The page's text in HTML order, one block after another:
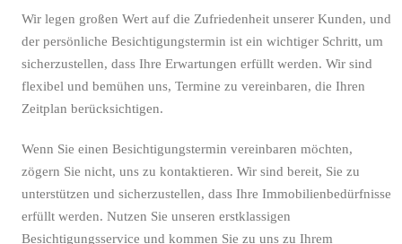
Wir legen großen Wert auf die Zufriedenheit unserer Kunden, und
der persönliche Besichtigungstermin ist ein wichtiger Schritt, um
sicherzustellen, dass Ihre Erwartungen erfüllt werden. Wir sind
flexibel und bemühen uns, Termine zu vereinbaren, die Ihren
Zeitplan berücksichtigen.
Wenn Sie einen Besichtigungstermin vereinbaren möchten,
zögern Sie nicht, uns zu kontaktieren. Wir sind bereit, Sie zu
unterstützen und sicherzustellen, dass Ihre Immobilienbedürfnisse
erfüllt werden. Nutzen Sie unseren erstklassigen
Besichtigungsservice und kommen Sie zu uns zu Ihrem